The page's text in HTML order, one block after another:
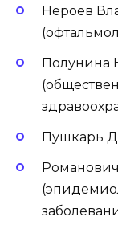
Нероев
Полунина
Пушкарь